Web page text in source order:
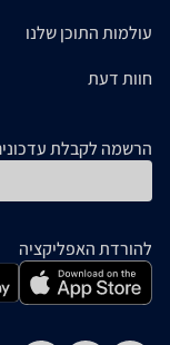
עולמות התוכן שלנו
חוות דעת
הרשמה לקבלת
להורדת האפליקציה